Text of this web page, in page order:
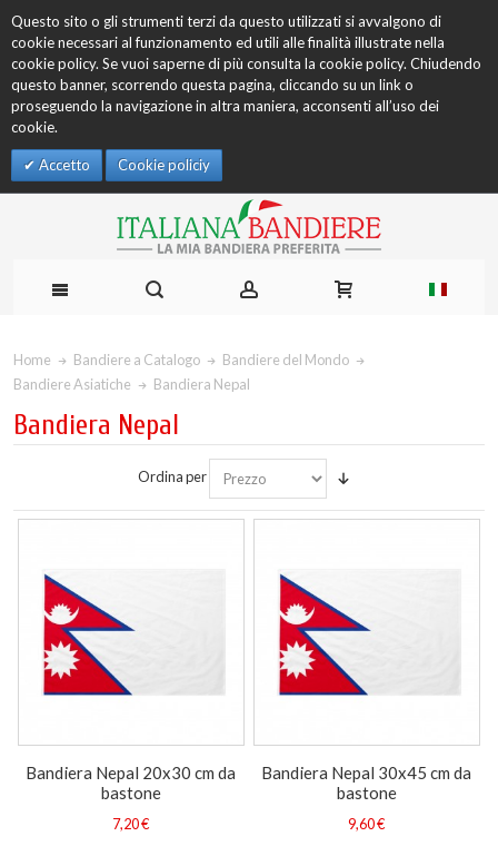
Questo sito o gli strumenti terzi da questo utilizzati si avvalgono di
cookie necessari al funzionamento ed utili alle finalità illustrate nella
cookie policy. Se vuoi saperne di più consulta la cookie policy. Chiudendo
questo banner, scorrendo questa pagina, cliccando su un link o
proseguendo la navigazione in altra maniera, acconsenti all’uso dei
cookie.
Accetto Cookie policiy
Home Bandiere a Catalogo
Bandiere del Mondo
Bandiere Asiatiche
Bandiera Nepal
Bandiera Nepal
Ordina per
Bandiera Nepal 20x30 cm da
bastone
7,20 €
Bandiera Nepal 30x45 cm da
bastone
9,60 €